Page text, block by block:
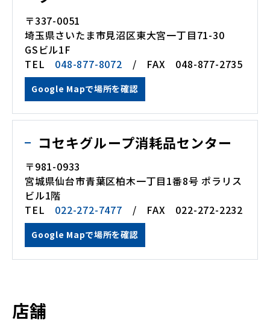
〒337-0051
埼玉県さいたま市見沼区東大宮一丁目71-30
GSビル1F
TEL 048-877-8072 / FAX 048-877-2735
Google Mapで場所を確認
コセキグループ消耗品センター
〒981-0933
宮城県仙台市青葉区柏木一丁目1番8号 ポラリス
ビル1階
TEL 022-272-7477 / FAX 022-272-2232
Google Mapで場所を確認
店舗